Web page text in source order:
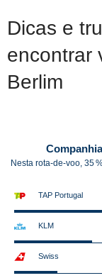
Dicas e
encontrar
Berlim
Nesta rota-de-voo, 35
TAP Portugal
KLM
Swiss